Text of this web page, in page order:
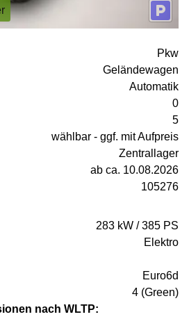
Pkw
Geländewagen
Automatik
0
5
wählbar - ggf. mit Aufpreis
Zentrallager
ab ca. 10.08.2026
105276
283 kW / 385 PS
Elektro
Euro6d
4 (Green)
nach WLTP: